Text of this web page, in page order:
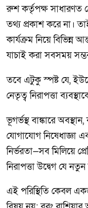
রুশ কর্তৃপক্ষ সাধারণত
তথ্য প্রকাশ করে না।
কার্যক্রম নিয়ে বিভিন্ন
যাচাই করা সবসময়
তবে এটুকু স্পষ্ট যে,
নেতৃত্ব নিরাপত্তা
ভূগর্ভস্থ বাঙ্কারে
যোগাযোগ নিষেধাজ্ঞা
নির্ভরতা—সব মিলিয়ে
নিরাপত্তা উদ্বেগ যে
এই পরিস্থিতি কেবল